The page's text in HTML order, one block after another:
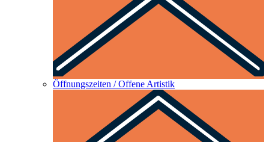
Öffnungszeiten / Offene Artistik